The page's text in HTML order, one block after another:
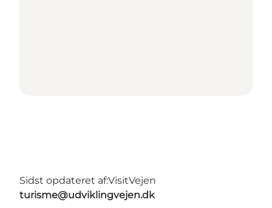
Sidst opdateret af:VisitVejen
turisme@udviklingvejen.dk